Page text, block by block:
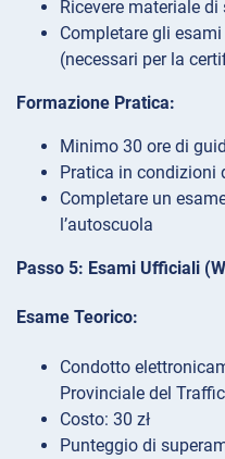
Ricevere materiale
Completare gli
(necessari per la
Formazione Pratica:
Minimo 30 ore di
Pratica in condizioni
Completare un
l’autoscuola
Passo 5: Esami Ufficiali
Esame Teorico:
Condotto
Provinciale del
Costo: 30 zł
Punteggio di